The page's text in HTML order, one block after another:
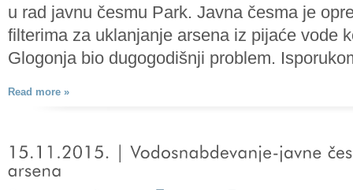
u rad javnu česmu Park. Javna česma je
filterima za uklanjanje arsena iz pijaće vode
Glogonja bio dugogodišnji problem.
Read more »